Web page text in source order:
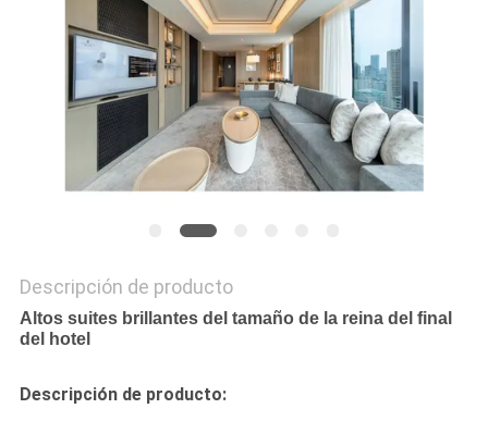
PRIVACY
POLICY
Descripción de producto
Altos suites brillantes del tamaño de la reina del final
del hotel
Descripción de producto: